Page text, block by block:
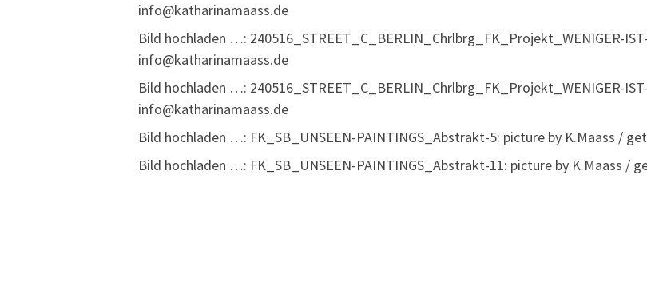
info@katharinamaass.de
Bild hochladen …: 240516_STREET_C_BERLIN_Chrlbrg_FK_Projekt_WENIGER-
info@katharinamaass.de
Bild hochladen …: 240516_STREET_C_BERLIN_Chrlbrg_FK_Projekt_WENIGER-
info@katharinamaass.de
Bild hochladen …: FK_SB_UNSEEN-PAINTINGS_Abstrakt-5: picture by K.Maass /
Bild hochladen …: FK_SB_UNSEEN-PAINTINGS_Abstrakt-11: picture by K.Maass /